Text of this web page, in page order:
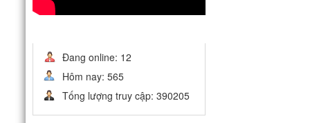
Đang online: 12
Hôm nay: 565
Tống lượng truy cập: 390205